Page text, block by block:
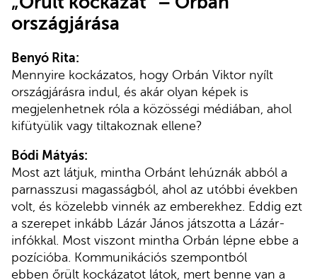
országjárása
Benyó Rita:
Mennyire kockázatos, hogy Orbán Viktor nyílt
országjárásra indul, és akár olyan képek is
megjelenhetnek róla a közösségi médiában, ahol
kifütyülik vagy tiltakoznak ellene?
Bódi Mátyás:
Most azt látjuk, mintha Orbánt lehúznák abból a
parnasszusi magasságból, ahol az utóbbi években
volt, és közelebb vinnék az emberekhez. Eddig ezt
a szerepet inkább Lázár János játszotta a Lázár-
infókkal. Most viszont mintha Orbán lépne ebbe a
pozícióba. Kommunikációs szempontból
ebben őrült kockázatot látok, mert benne van a